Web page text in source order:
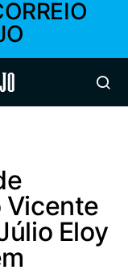
Vicente
Eloy